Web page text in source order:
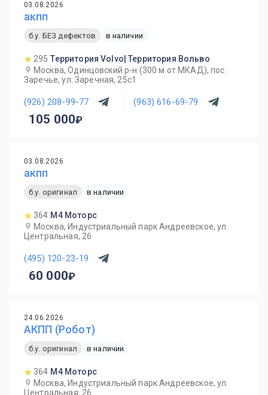
03.08.2026
акпп
б.у. БЕЗ дефектов в наличии
295 Территория Volvo| Территория Вольво
Москва, Одинцовский р-н (300 м от МКАД), пос.
Заречье, ул. Заречная, 25с1
(926) 208-99-77 (963) 616-69-79
105 000
03.08.2026
акпп
б.у. оригинал в наличии
364 М4 Моторс
Москва, Индустриальный парк Андреевское, ул.
Центральная, 26
(495) 120-23-19
60 000
24.06.2026
АКПП (Робот)
б.у. оригинал в наличии
364 М4 Моторс
Москва, Индустриальный парк Андреевское, ул.
Центральная, 26